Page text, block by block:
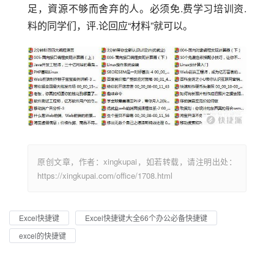
足，資源不够而舍弃的人。必须免.费学习培训资.
料的同学们，评.论回应“材料”就可以。
原创文章，作者：xingkupai，如若转载，请注明出处：
https://xingkupai.com/office/1708.html
Excel快捷键
Excel快捷键大全66个办公必备快捷键
excel的快捷键